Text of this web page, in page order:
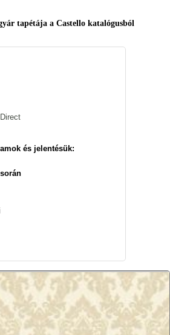
tapétája a Castello katalógusból
és jelentésük: